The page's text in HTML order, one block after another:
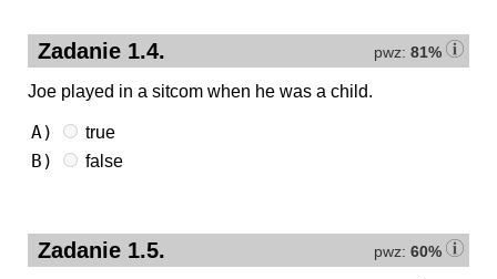
pwz: 81%
Zadanie 1.4.
Joe played in a sitcom when he was a child.
A) true
B) false
pwz: 60%
Zadanie 1.5.